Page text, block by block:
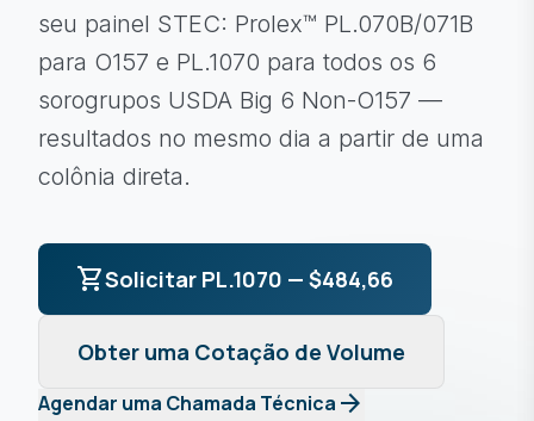
seu painel STEC: Prolex™ PL.070B/071B
para O157 e PL.1070 para todos os 6
sorogrupos USDA Big 6 Non-O157 —
resultados no mesmo dia a partir de uma
colônia direta.
shopping_cartSolicitar PL.1070 — $484,66
Obter uma Cotação de Volume
Agendar uma Chamada Técnica arrow_forward